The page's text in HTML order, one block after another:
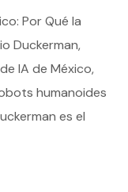
Por Qué la
Duckerman,
IA de México,
humanoides
es el